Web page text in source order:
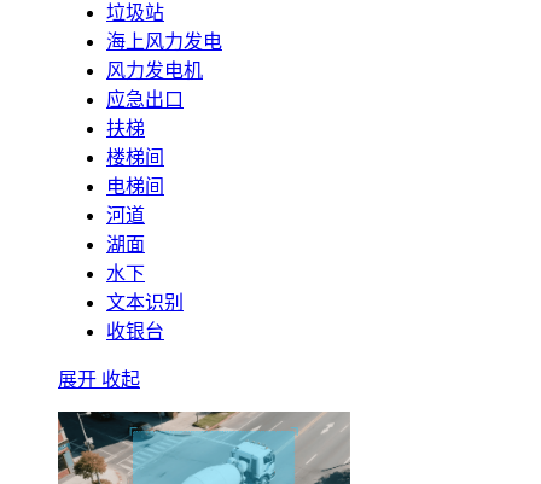
垃圾站
海上风力发电
风力发电机
应急出口
扶梯
楼梯间
电梯间
河道
湖面
水下
文本识别
收银台
展开 收起